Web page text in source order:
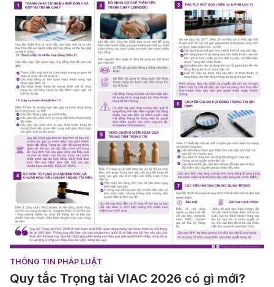
THÔNG TIN PHÁP LUẬT
Quy tắc Trọng tài VIAC 2026 có gì mới?